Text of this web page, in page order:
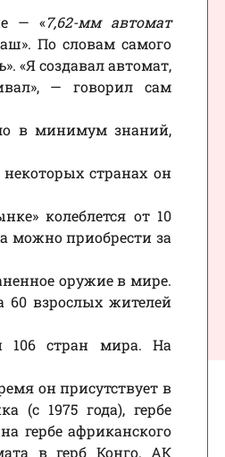
— «7,62-мм автомат
По словам самого
«Я создавал автомат,
— говорил сам
в минимум знаний,
странах он
колеблется от 10
можно приобрести за
оружие в мире.
60 взрослых жителей
106 стран мира. На
он присутствует в
(с 1975 года), гербе
гербе африканского
в герб Конго. АК